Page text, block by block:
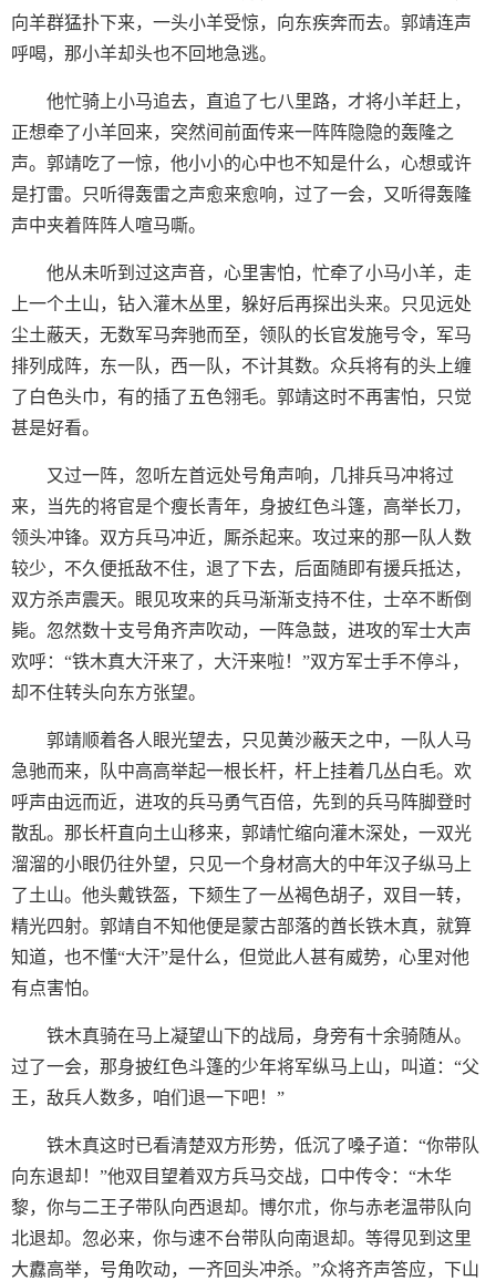
向羊群猛扑下来，一头小羊受惊，向东疾奔而去。郭靖连声
呼喝，那小羊却头也不回地急逃。
他忙骑上小马追去，直追了七八里路，才将小羊赶上，
正想牵了小羊回来，突然间前面传来一阵阵隐隐的轰隆之
声。郭靖吃了一惊，他小小的心中也不知是什么，心想或许
是打雷。只听得轰雷之声愈来愈响，过了一会，又听得轰隆
声中夹着阵阵人喧马嘶。
他从未听到过这声音，心里害怕，忙牵了小马小羊，走
上一个土山，钻入灌木丛里，躲好后再探出头来。只见远处
尘土蔽天，无数军马奔驰而至，领队的长官发施号令，军马
排列成阵，东一队，西一队，不计其数。众兵将有的头上缠
了白色头巾，有的插了五色翎毛。郭靖这时不再害怕，只觉
甚是好看。
又过一阵，忽听左首远处号角声响，几排兵马冲将过
来，当先的将官是个瘦长青年，身披红色斗篷，高举长刀，
领头冲锋。双方兵马冲近，厮杀起来。攻过来的那一队人数
较少，不久便抵敌不住，退了下去，后面随即有援兵抵达，
双方杀声震天。眼见攻来的兵马渐渐支持不住，士卒不断倒
毙。忽然数十支号角齐声吹动，一阵急鼓，进攻的军士大声
欢呼：“铁木真大汗来了，大汗来啦！”双方军士手不停斗，
却不住转头向东方张望。
郭靖顺着各人眼光望去，只见黄沙蔽天之中，一队人马
急驰而来，队中高高举起一根长杆，杆上挂着几丛白毛。欢
呼声由远而近，进攻的兵马勇气百倍，先到的兵马阵脚登时
散乱。那长杆直向土山移来，郭靖忙缩向灌木深处，一双光
溜溜的小眼仍往外望，只见一个身材高大的中年汉子纵马上
了土山。他头戴铁盔，下颏生了一丛褐色胡子，双目一转，
精光四射。郭靖自不知他便是蒙古部落的酋长铁木真，就算
知道，也不懂“大汗”是什么，但觉此人甚有威势，心里对他
有点害怕。
铁木真骑在马上凝望山下的战局，身旁有十余骑随从。
过了一会，那身披红色斗篷的少年将军纵马上山，叫道：“父
王，敌兵人数多，咱们退一下吧！”
铁木真这时已看清楚双方形势，低沉了嗓子道：“你带队
向东退却！”他双目望着双方兵马交战，口中传令：“木华
黎，你与二王子带队向西退却。博尔朮，你与赤老温带队向
北退却。忽必来，你与速不台带队向南退却。等得见到这里
大纛高举，号角吹动，一齐回头冲杀。”众将齐声答应，下山